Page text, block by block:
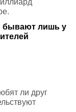
бывают лишь у
ли друг